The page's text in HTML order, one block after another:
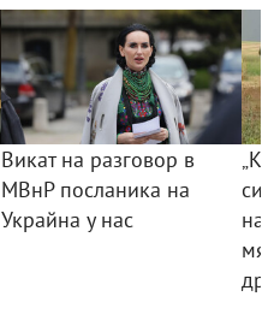
Викат на разговор в
МВнР посланика на
Украйна у нас
на